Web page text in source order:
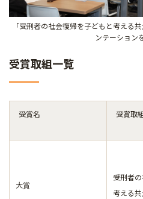
「受刑者の社会復帰を子どもと考える
ンテーション
受賞取組一覧
受賞名 受賞取
大賞
受刑者
考える